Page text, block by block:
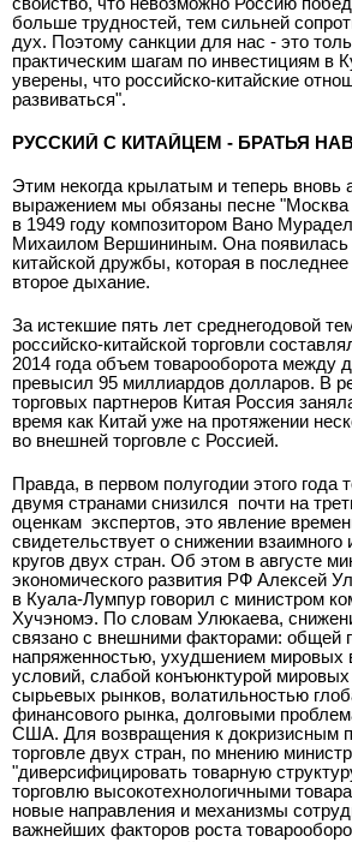
больше трудностей, тем сильней
дух. Поэтому санкции для нас - это
практическим шагам по инвестициям в
уверены, что российско-китайские
развиваться".
РУССКИЙ С КИТАЙЦЕМ - БРАТЬЯ
Этим некогда крылатым и теперь вновь
выражением мы обязаны песне "Москва
в 1949 году композитором Вано
Михаилом Вершининым. Она появилась
китайской дружбы, которая в
второе дыхание.
За истекшие пять лет среднегодовой
российско-китайской торговли
2014 года объем товарооборота между
превысил 95 миллиардов долларов. В
торговых партнеров Китая Россия
время как Китай уже на протяжении
во внешней торговле с Россией.
Правда, в первом полугодии этого года
двумя странами снизился почти на
оценкам экспертов, это явление
свидетельствует о снижении взаимного
кругов двух стран. Об этом в августе
экономического развития РФ Алексей
в Куала-Лумпур говорил с министром
Хучэномэ. По словам Улюкаева,
связано с внешними факторами: общей
напряженностью, ухудшением мировых
условий, слабой конъюнктурой мировых
сырьевых рынков, волатильностью
финансового рынка, долговыми
США. Для возвращения к докризисным
торговле двух стран, по мнению
"диверсифицировать товарную
торговлю высокотехнологичными
новые направления и механизмы
важнейших факторов роста